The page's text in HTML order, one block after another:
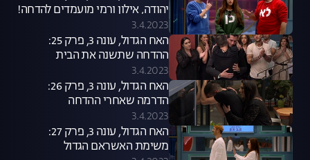
יהודה, אילון ורמי מועמדים להדחה!
3.4.2023
האח הגדול, עונה 3, פרק 25:
ההדחה שתשנה את הבית
3.4.2023
האח הגדול, עונה 3, פרק 26:
הדרמה שאחרי ההדחה
3.4.2023
האח הגדול, עונה 3, פרק 27:
משימת האשראם הגדול